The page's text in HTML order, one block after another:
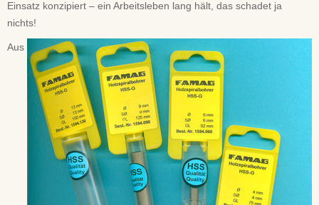
Einsatz konzipiert – ein Arbeitsleben lang hält, das schadet ja
nichts!
Aus